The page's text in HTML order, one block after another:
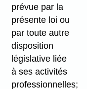
prévue par la
présente loi ou
par toute autre
disposition
législative liée
à ses activités
professionnelles;